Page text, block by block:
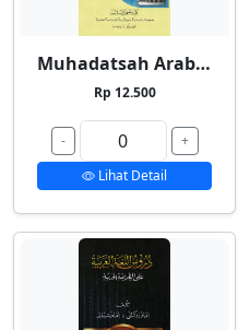
Muhadatsah Arabiyyah
Rp 12.500
-
+
Lihat Detail